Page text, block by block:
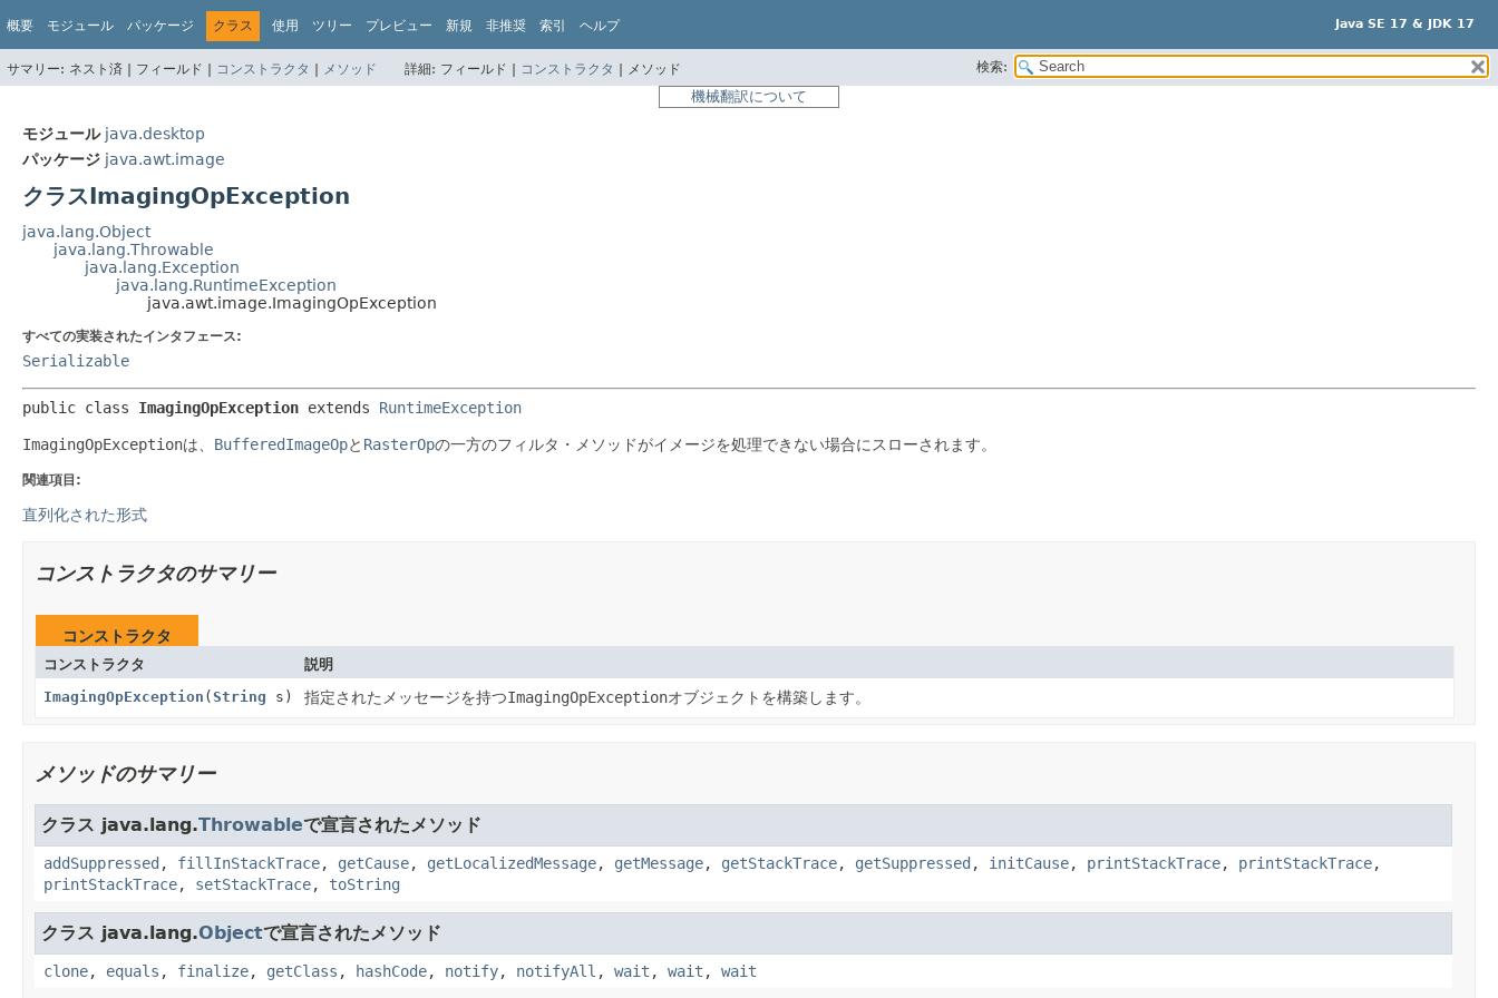
Java SE 17 & JDK 17
概要 モジュール パッケージ クラス 使用 ツリー プレビュー 新規 非推奨 索引 ヘルプ
サマリー: ネスト済 | フィールド | コンストラクタ | メソッド 詳細: フィールド | コンストラクタ | メソッド 検索:
機械翻訳について
モジュール java.desktop
パッケージ java.awt.image
クラスImagingOpException
java.lang.Object
java.lang.Throwable
java.lang.Exception
java.lang.RuntimeException
java.awt.image.ImagingOpException
すべての実装されたインタフェース:
Serializable
public class ImagingOpException extends RuntimeException
ImagingOpExceptionは、 BufferedImageOpと RasterOpの一方のフィルタ・メソッドがイメージを処理できない場合にスローされます。
関連項目:
直列化された形式
コンストラクタのサマリー
コンストラクタ
コンストラクタ
説明
ImagingOpException (String s) 指定されたメッセージを持つImagingOpExceptionオブジェクトを構築します。
メソッドのサマリー
クラス java.lang.Throwableで宣言されたメソッド
addSuppressed , fillInStackTrace, getCause, getLocalizedMessage, getMessage, getStackTrace, getSuppressed , initCause, printStackTrace, printStackTrace,
printStackTrace, setStackTrace, toString
クラス java.lang.Objectで宣言されたメソッド
clone, equals , finalize, getClass , hashCode, notify, notifyAll , wait , wait , wait